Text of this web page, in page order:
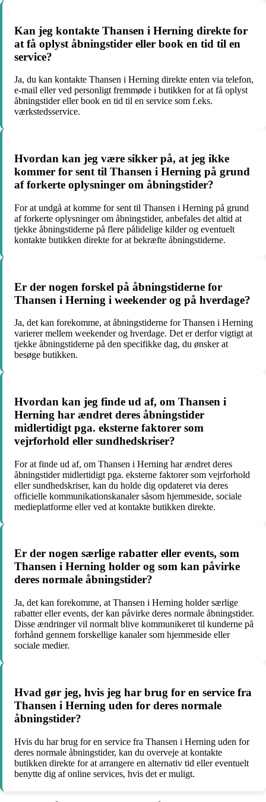
Kan jeg kontakte Thansen i Herning direkte for
at få oplyst åbningstider eller book en tid til en
service?
Ja, du kan kontakte Thansen i Herning direkte enten via telefon,
e-mail eller ved personligt fremmøde i butikken for at få oplyst
åbningstider eller book en tid til en service som f.eks.
værkstedsservice.
Hvordan kan jeg være sikker på, at jeg ikke
kommer for sent til Thansen i Herning på grund
af forkerte oplysninger om åbningstider?
For at undgå at komme for sent til Thansen i Herning på grund
af forkerte oplysninger om åbningstider, anbefales det altid at
tjekke åbningstiderne på flere pålidelige kilder og eventuelt
kontakte butikken direkte for at bekræfte åbningstiderne.
Er der nogen forskel på åbningstiderne for
Thansen i Herning i weekender og på hverdage?
Ja, det kan forekomme, at åbningstiderne for Thansen i Herning
varierer mellem weekender og hverdage. Det er derfor vigtigt at
tjekke åbningstiderne på den specifikke dag, du ønsker at
besøge butikken.
Hvordan kan jeg finde ud af, om Thansen i
Herning har ændret deres åbningstider
midlertidigt pga. eksterne faktorer som
vejrforhold eller sundhedskriser?
For at finde ud af, om Thansen i Herning har ændret deres
åbningstider midlertidigt pga. eksterne faktorer som vejrforhold
eller sundhedskriser, kan du holde dig opdateret via deres
officielle kommunikationskanaler såsom hjemmeside, sociale
medieplatforme eller ved at kontakte butikken direkte.
Er der nogen særlige rabatter eller events, som
Thansen i Herning holder og som kan påvirke
deres normale åbningstider?
Ja, det kan forekomme, at Thansen i Herning holder særlige
rabatter eller events, der kan påvirke deres normale åbningstider.
Disse ændringer vil normalt blive kommunikeret til kunderne på
forhånd gennem forskellige kanaler som hjemmeside eller
sociale medier.
Hvad gør jeg, hvis jeg har brug for en service fra
Thansen i Herning uden for deres normale
åbningstider?
Hvis du har brug for en service fra Thansen i Herning uden for
deres normale åbningstider, kan du overveje at kontakte
butikken direkte for at arrangere en alternativ tid eller eventuelt
benytte dig af online services, hvis det er muligt.